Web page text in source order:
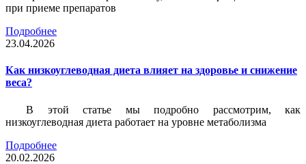
при приеме препаратов
Подробнее
23.04.2026
Как низкоуглеводная диета влияет на здоровье и снижение
веса?
В этой статье мы подробно рассмотрим, как
низкоуглеводная диета работает на уровне метаболизма
Подробнее
20.02.2026